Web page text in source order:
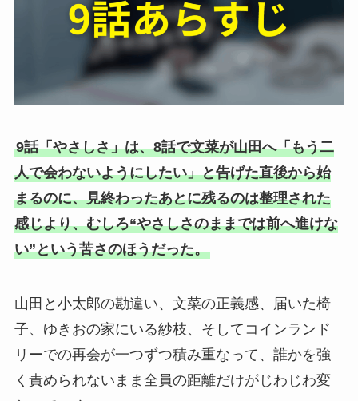
9話「やさしさ」は、8話で文菜が山田へ「もう二
人で会わないようにしたい」と告げた直後から始
まるのに、見終わったあとに残るのは整理された
感じより、むしろ“やさしさのままでは前へ進けな
い”という苦さのほうだった。
山田と小太郎の勘違い、文菜の正義感、届いた椅
子、ゆきおの家にいる紗枝、そしてコインランド
リーでの再会が一つずつ積み重なって、誰かを強
く責められないまま全員の距離だけがじわじわ変